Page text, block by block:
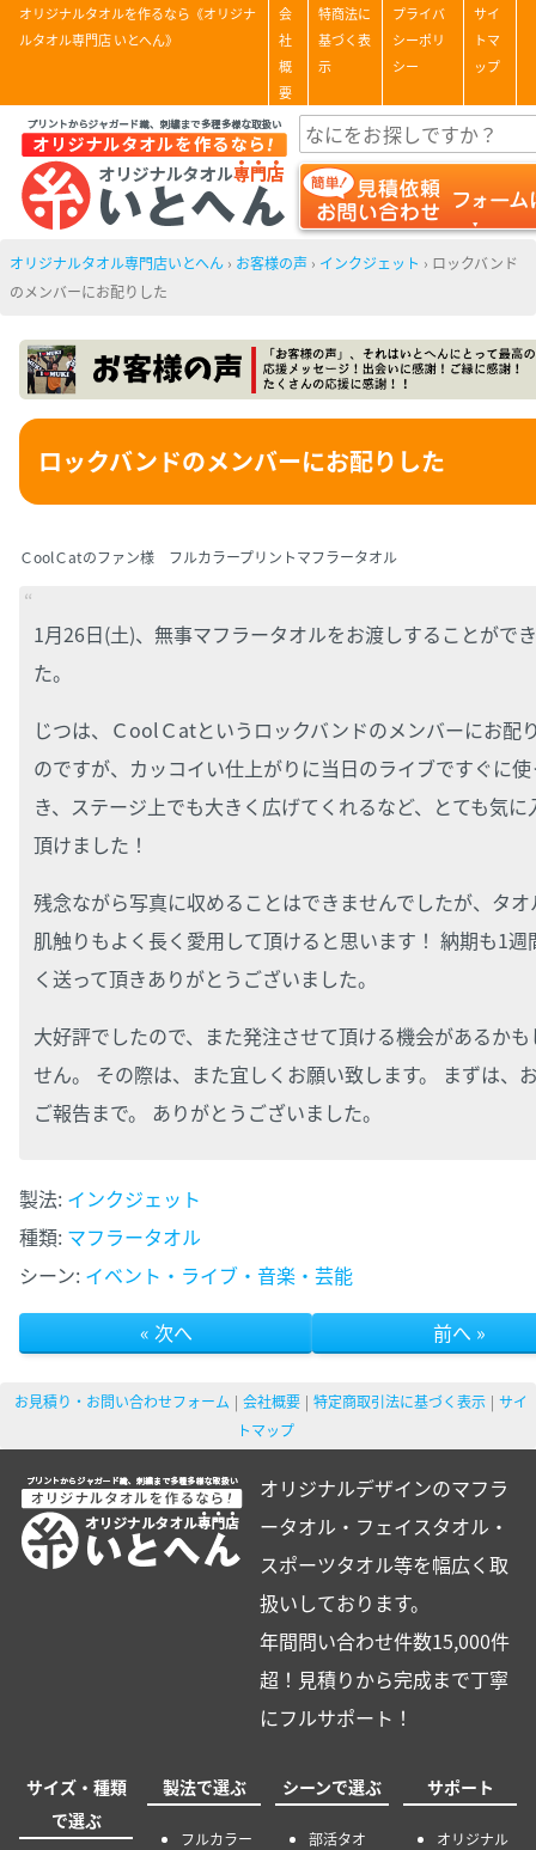
オリジナルタオルを作るなら《オリジナ
ルタオル専門店 いとへん》
会
社
概
要
特商法に
基づく表
示
プライバ
シーポリ
シー
サイ
トマ
ップ
オリジナルタオル専門店いとへん › お客様の声 › インクジェット › ロックバンド
のメンバーにお配りした
ロックバンドのメンバーにお配りした
ＣoolＣatのファン様 フルカラープリントマフラータオル
1月26日(土)、無事マフラータオルをお渡しすることがで
た。
じつは、ＣoolＣatというロックバンドのメンバーにお配
のですが、カッコイい仕上がりに当日のライブですぐに
き、ステージ上でも大きく広げてくれるなど、とても気に
頂けました！
残念ながら写真に収めることはできませんでしたが、タ
肌触りもよく長く愛用して頂けると思います！ 納期も1週
く送って頂きありがとうございました。
大好評でしたので、また発注させて頂ける機会があるか
せん。 その際は、また宜しくお願い致します。 まずは、
ご報告まで。 ありがとうございました。
製法: インクジェット
種類: マフラータオル
シーン: イベント・ライブ・音楽・芸能
« 次へ
前へ »
お見積り・お問い合わせフォーム 会社概要 特定商取引法に基づく表示
サイ
トマップ
オリジナルデザインのマフラ
ータオル・フェイスタオル・
スポーツタオル等を幅広く取
扱いしております。
年間問い合わせ件数15,000件
超！見積りから完成まで丁寧
にフルサポート！
サイズ・種類
で選ぶ
製法で選ぶ
フルカラー
シーンで選ぶ
部活タオ
サポート
オリジナル